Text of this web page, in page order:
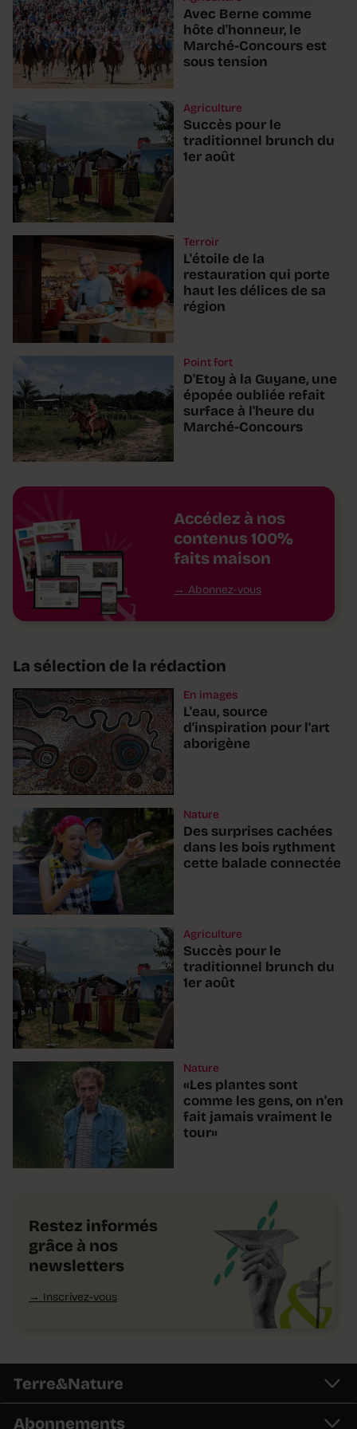
Avec Berne comme
hôte d'honneur, le
Marché-Concours est
sous tension
Agriculture
Succès pour le
traditionnel brunch du
1er août
Terroir
L'étoile de la
restauration qui porte
haut les délices de sa
région
Point fort
D'Etoy à la Guyane, une
épopée oubliée refait
surface à l'heure du
Marché-Concours
Accédez à nos
contenus 100%
faits maison
Abonnez-vous
La sélection de la rédaction
En images
L'eau, source
d'inspiration pour l'art
aborigène
Nature
Des surprises cachées
dans les bois rythment
cette balade connectée
Agriculture
Succès pour le
traditionnel brunch du
1er août
Nature
«Les plantes sont
comme les gens, on n'en
fait jamais vraiment le
tour»
Restez informés
grâce à nos
newsletters
Inscrivez-vous
Terre&Nature
Abonnements